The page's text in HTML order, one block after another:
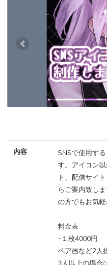
Previous
内容
SNSで使用す
す。アイコン
ト、配信サイ
らご案内致し
の方でもお気
料金表
･１枚4000円
ペア画など2人